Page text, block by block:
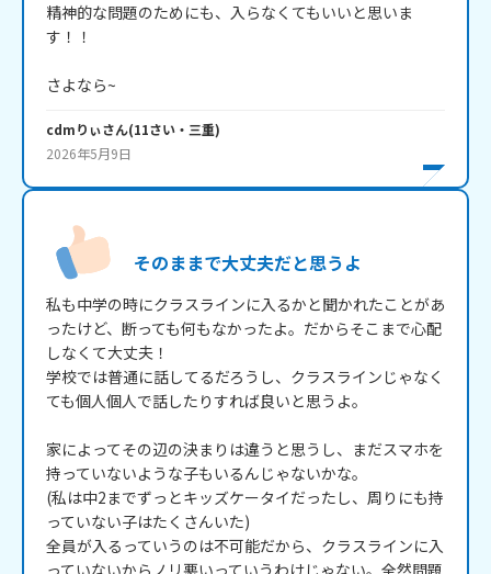
精神的な問題のためにも、入らなくてもいいと思いま
す！！
さよなら~
cdmりぃさん(11さい・ 三重)
2026年5月9日
そのままで大丈夫だと思うよ
私も中学の時にクラスラインに入るかと聞かれたことがあ
ったけど、断っても何もなかったよ。だからそこまで心配
しなくて大丈夫！
学校では普通に話してるだろうし、クラスラインじゃなく
ても個人個人で話したりすれば良いと思うよ。
家によってその辺の決まりは違うと思うし、まだスマホを
持っていないような子もいるんじゃないかな。
(私は中2までずっとキッズケータイだったし、周りにも持
っていない子はたくさんいた)
全員が入るっていうのは不可能だから、クラスラインに入